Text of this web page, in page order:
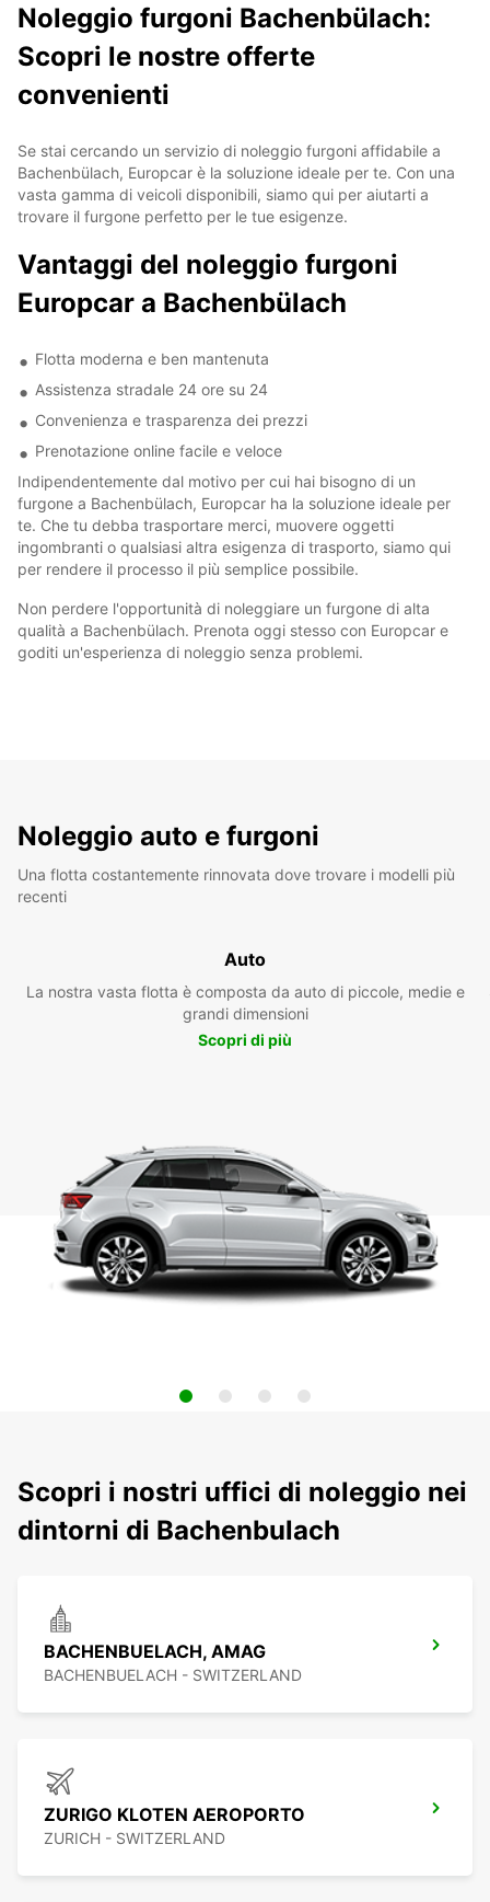
Noleggio furgoni Bachenbülach:
Scopri le nostre offerte
convenienti
Se stai cercando un servizio di noleggio furgoni affidabile a
Bachenbülach, Europcar è la soluzione ideale per te. Con una
vasta gamma di veicoli disponibili, siamo qui per aiutarti a
trovare il furgone perfetto per le tue esigenze.
Vantaggi del noleggio furgoni
Europcar a Bachenbülach
Flotta moderna e ben mantenuta
Assistenza stradale 24 ore su 24
Convenienza e trasparenza dei prezzi
Prenotazione online facile e veloce
Indipendentemente dal motivo per cui hai bisogno di un
furgone a Bachenbülach, Europcar ha la soluzione ideale per
te. Che tu debba trasportare merci, muovere oggetti
ingombranti o qualsiasi altra esigenza di trasporto, siamo qui
per rendere il processo il più semplice possibile.
Non perdere l'opportunità di noleggiare un furgone di alta
qualità a Bachenbülach. Prenota oggi stesso con Europcar e
goditi un'esperienza di noleggio senza problemi.
Noleggio auto e furgoni
Una flotta costantemente rinnovata dove trovare i modelli più
recenti
Auto
La nostra vasta flotta è composta da auto di piccole, medie e
grandi dimensioni
Scopri di più
Scopri i nostri uffici di noleggio nei
dintorni di Bachenbulach
BACHENBUELACH, AMAG
BACHENBUELACH - SWITZERLAND
ZURIGO KLOTEN AEROPORTO
ZURICH - SWITZERLAND